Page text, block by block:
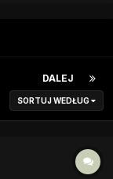
DALEJ
SORTUJ WEDŁUG